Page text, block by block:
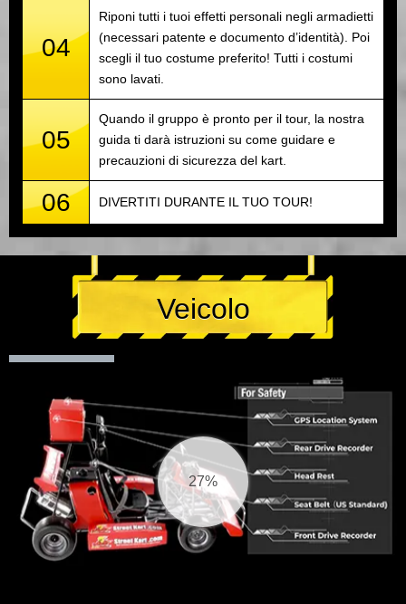
04
Riponi tutti i tuoi effetti personali negli armadietti
(necessari patente e documento d’identità). Poi
scegli il tuo costume preferito! Tutti i costumi
sono lavati.
05
Quando il gruppo è pronto per il tour, la nostra
guida ti darà istruzioni su come guidare e
precauzioni di sicurezza del kart.
06 DIVERTITI DURANTE IL TUO TOUR!
Veicolo
27%